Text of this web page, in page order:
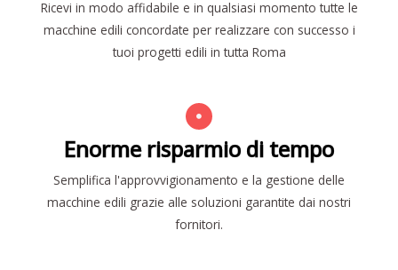
Ricevi in modo affidabile e in qualsiasi momento tutte le
macchine edili concordate per realizzare con successo i
tuoi progetti edili in tutta Roma
Enorme risparmio di tempo
Semplifica l'approvvigionamento e la gestione delle
macchine edili grazie alle soluzioni garantite dai nostri
fornitori.